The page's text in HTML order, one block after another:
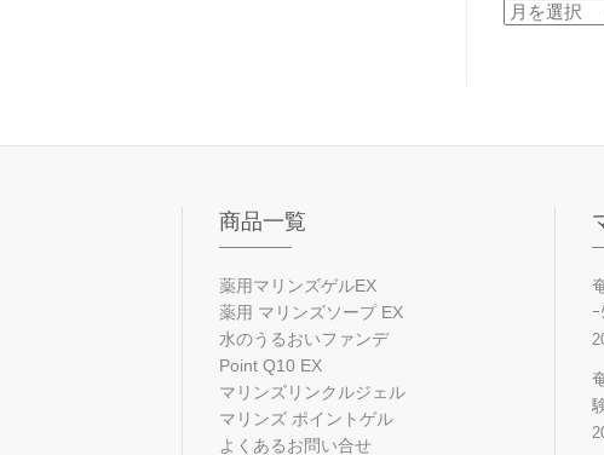
過
日
商品一覧
薬用マリンズゲルEX
薬用 マリンズソープ EX
水のうるおいファンデ
Point Q10 EX
マリンズリンクルジェル
マリンズ ポイントゲル
よくあるお問い合せ
ｰ